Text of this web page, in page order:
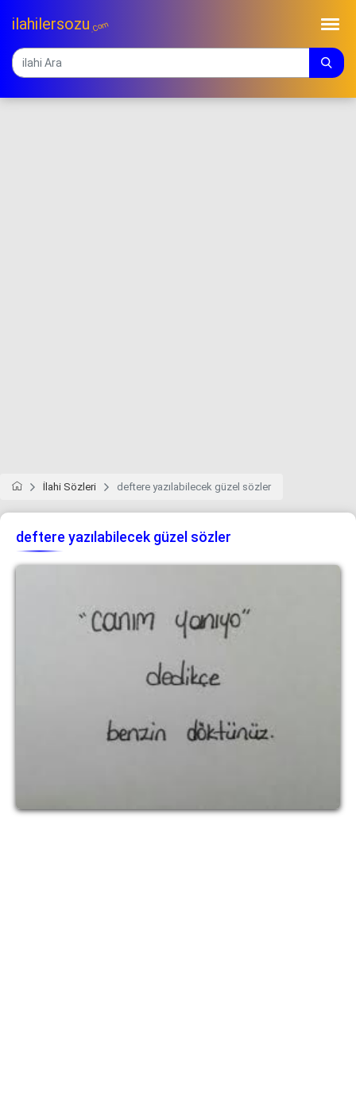
ilahilersozu.Com
İlahi Sözleri deftere yazılabilecek güzel sözler
deftere yazılabilecek güzel sözler